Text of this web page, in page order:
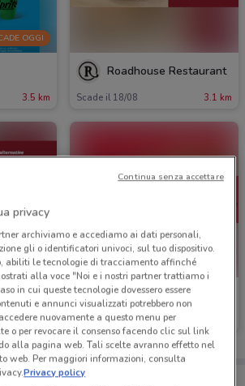
OGGI
3.5 km
Roadhouse Restaurant
Scade il 18/08 3.1 km
3.1 km
Roadhouse Restaurant
Scade il 18/08
sempre con te!
privacy
archiviamo e accediamo ai dati personali,
gli o identificatori univoci, sul tuo dispositivo.
abiliti le tecnologie di tracciamento affinché
alla voce "Noi e i nostri partner trattiamo i
in cui queste tecnologie dovessero essere
e annunci visualizzati potrebbero non
nuovamente a questo menu per
o per revocare il consenso facendo clic sul link
alla pagina web. Tali scelte avranno effetto nel
web. Per maggiori informazioni, consulta
Privacy policy
Continua senza accettare